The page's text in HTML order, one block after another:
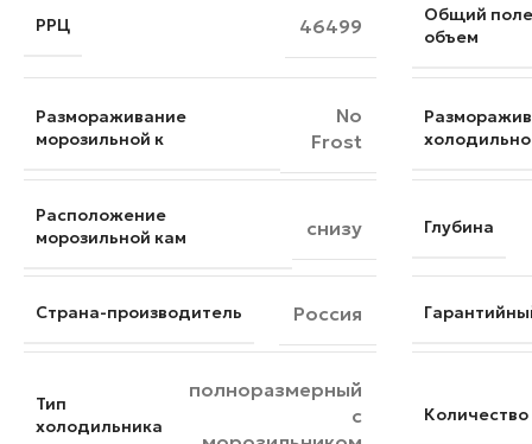
РРЦ 46499
Общий
объем
Размораживание
морозильной к
No
Frost
Расположение
морозильной кам
снизу Глубина
Страна-производитель Россия
Тип
холодильника
полноразмерный
с